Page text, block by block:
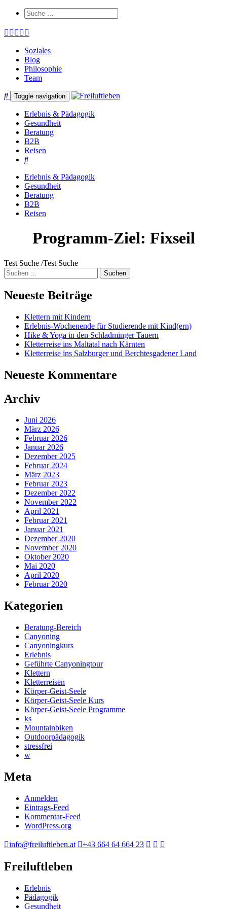
Soziales
Blog
Philosophie
Team
Toggle navigation
Erlebnis & Pädagogik
Gesundheit
Beratung
B2B
Reisen
Erlebnis & Pädagogik
Gesundheit
Beratung
B2B
Reisen
Programm-Ziel: Fixseil
Test Suche /Test Suche
Suche
nach:
Neueste Beiträge
Klettern mit Kindern
Erlebnis-Wochenende für Studierende mit Kind(ern)
Hike & Yoga in den Schladminger Tauern
Kletterreise ins Maltatal nach Kärnten
Kletterreise ins Salzburger und Berchtesgadener Land
Neueste Kommentare
Archiv
Juni 2026
März 2026
Februar 2026
Januar 2026
Dezember 2025
Februar 2024
März 2023
Februar 2023
Dezember 2022
November 2022
April 2021
Februar 2021
Januar 2021
Dezember 2020
November 2020
Oktober 2020
Mai 2020
April 2020
Februar 2020
Kategorien
Beratung-Bereich
Canyoning
Canyoningkurs
Erlebnis
Geführte Canyoningtour
Klettern
Kletterreisen
Körper-Geist-Seele
Körper-Geist-Seele Kurs
Körper-Geist-Seele Programme
ks
Mountainbiken
Outdoorpädagogik
stressfrei
w
Meta
Anmelden
Eintrags-Feed
Kommentar-Feed
WordPress.org
info@freiluftleben.at +43 664 64 664 23
Freiluftleben
Erlebnis
Pädagogik
Gesundheit